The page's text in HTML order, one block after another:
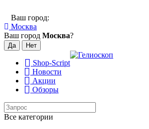
Ваш город:
Москва
Ваш город Москва?
Shop-Script
Новости
Акции
Обзоры
Все категории